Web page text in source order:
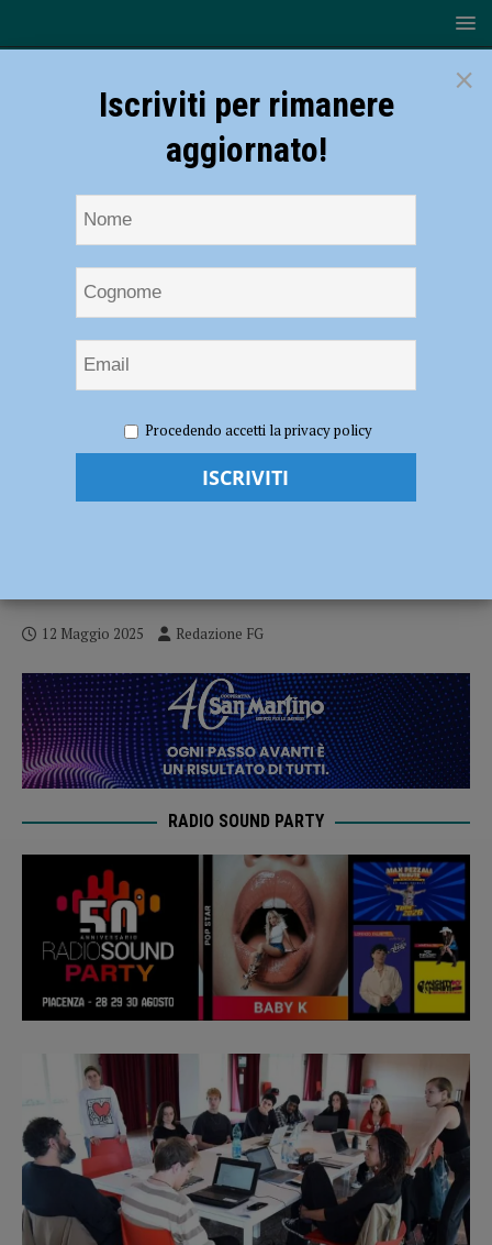
Teatro, record di candidature: oltre 400 provenienti da tutta Italia per il
corso con Leonardo Lidi
Bottega XNL-Fare Teatro, record di
12 Maggio 2025 Redazione FG
RADIO SOUND PARTY
×
Iscriviti per rimanere
aggiornato!
Procedendo accetti la privacy policy